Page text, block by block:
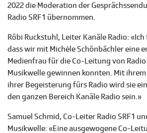
2022 die Moderation der
Radio SRF 1 übernommen.
Röbi Ruckstuhl, Leiter Kanäle Radio:
dass wir mit Michèle Schönbächler eine
Medienfrau für die Co-Leitung von Radio
Musikwelle gewinnen konnten. Mit
ihrer Begeisterung fürs Radio wird sie
den ganzen Bereich Kanäle Radio sein.»
Samuel Schmid, Co-Leiter Radio SRF 1
Musikwelle: «Eine ausgewogene Co-